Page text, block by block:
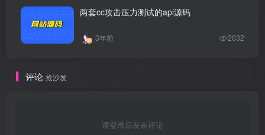
两套cc攻击压力测试的api源码
3年前 2032
评论 抢沙发
请登录后发表评论